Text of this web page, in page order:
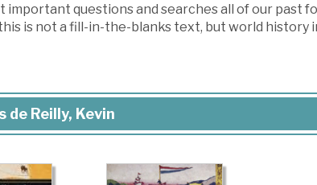
important questions and searches all of our past
is not a fill-in-the-blanks text, but world history
de Reilly, Kevin